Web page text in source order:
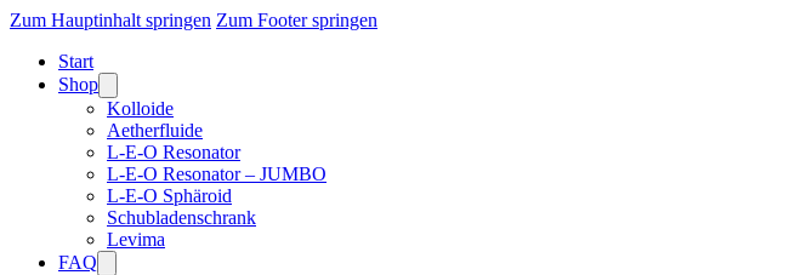
Zum Hauptinhalt springen Zum Footer springen
Start
Shop
Kolloide
Aetherfluide
L-E-O Resonator
L-E-O Resonator – JUMBO
L-E-O Sphäroid
Schubladenschrank
Levima
FAQ